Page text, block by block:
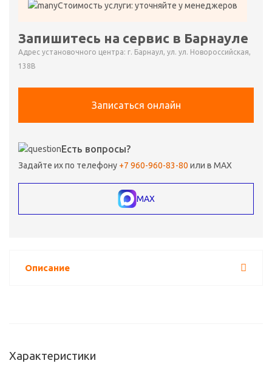
Стоимость услуги: уточняйте у менеджеров
Запишитесь на сервис в Барнауле
Адрес установочного центра: г. Барнаул, ул. ул. Новороссийская,
138В
Записаться онлайн
Есть вопросы?
Задайте их по телефону +7 960-960-83-80 или в MAX
MAX
Описание
Характеристики